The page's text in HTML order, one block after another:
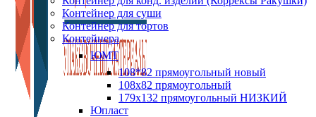
Контейнер для суши
Контейнер для тортов
Контейнера
ЮМТ
108*82 прямоугольный новый
108х82 прямоугольный
179х132 прямоугольный НИЗКИЙ
Юпласт